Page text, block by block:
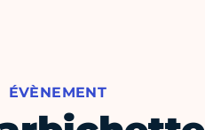
ÉVÈNEMENT